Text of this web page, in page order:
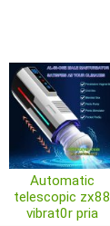
Automatic
telescopic zx88
vibrat0r pria